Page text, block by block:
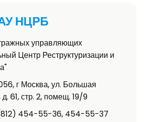
НЦРБ
управляющих
Центр Реструктуризации и
г Москва, ул. Большая
д. 61, стр. 2, помещ. 19/9
454-55-36, 454-55-37